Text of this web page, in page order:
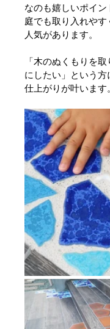
なのも嬉しいポイ
庭でも取り入れや
人気があります。
「木のぬくもりを
にしたい」という
仕上がりが叶います